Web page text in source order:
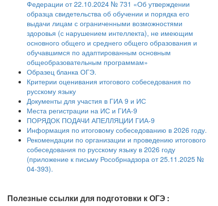
Федерации от 22.10.2024 № 731 «Об утверждении
образца свидетельства об обучении и порядка его
выдачи лицам с ограниченными возможностями
здоровья (с нарушением интеллекта), не имеющим
основного общего и среднего общего образования и
обучавшимся по адаптированным основным
общеобразовательным программам»
Образец бланка ОГЭ.
Критерии оценивания итогового собеседования по
русскому языку
Документы для участия в ГИА 9 и ИС
Места регистрации на ИС и ГИА-9
ПОРЯДОК ПОДАЧИ АПЕЛЛЯЦИИ ГИА-9
Информация по итоговому собеседованию в 2026 году.
Рекомендации по организации и проведению итогового
собеседования по русскому языку в 2026 году
(приложение к письму Рособрнадзора от 25.11.2025 №
04-393).
Полезные ссылки для подготовки к ОГЭ :